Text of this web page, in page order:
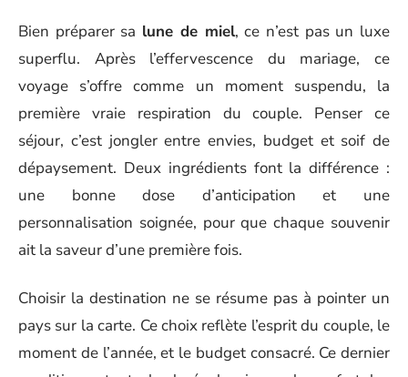
Bien préparer sa lune de miel, ce n’est pas un luxe
superflu. Après l’effervescence du mariage, ce
voyage s’offre comme un moment suspendu, la
première vraie respiration du couple. Penser ce
séjour, c’est jongler entre envies, budget et soif de
dépaysement. Deux ingrédients font la différence :
une bonne dose d’anticipation et une
personnalisation soignée, pour que chaque souvenir
ait la saveur d’une première fois.
Choisir la destination ne se résume pas à pointer un
pays sur la carte. Ce choix reflète l’esprit du couple, le
moment de l’année, et le budget consacré. Ce dernier